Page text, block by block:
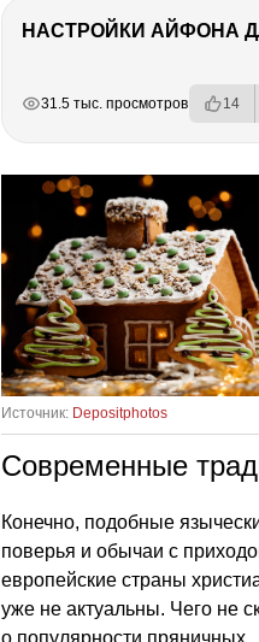
31.5 тыс. просмотров 14
Источник: Depositphotos
Современные
Конечно, подобные
поверья и обычаи с
европейские страны
уже не актуальны. Чего не
о популярности пряничных